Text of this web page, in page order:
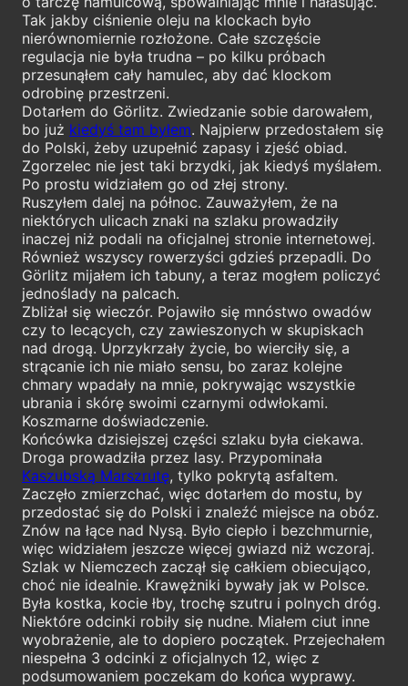
Tak jakby ciśnienie oleju na klockach było
nierównomiernie rozłożone. Całe szczęście
regulacja nie była trudna – po kilku próbach
przesunąłem cały hamulec, aby dać klockom
odrobinę przestrzeni.
Dotarłem do Görlitz. Zwiedzanie sobie darowałem,
bo już kiedyś tam byłem. Najpierw przedostałem się
do Polski, żeby uzupełnić zapasy i zjeść obiad.
Zgorzelec nie jest taki brzydki, jak kiedyś myślałem.
Po prostu widziałem go od złej strony.
Ruszyłem dalej na północ. Zauważyłem, że na
niektórych ulicach znaki na szlaku prowadziły
inaczej niż podali na oficjalnej stronie internetowej.
Również wszyscy rowerzyści gdzieś przepadli. Do
Görlitz mijałem ich tabuny, a teraz mogłem policzyć
jednoślady na palcach.
Zbliżał się wieczór. Pojawiło się mnóstwo owadów
czy to lecących, czy zawieszonych w skupiskach
nad drogą. Uprzykrzały życie, bo wierciły się, a
strącanie ich nie miało sensu, bo zaraz kolejne
chmary wpadały na mnie, pokrywając wszystkie
ubrania i skórę swoimi czarnymi odwłokami.
Koszmarne doświadczenie.
Końcówka dzisiejszej części szlaku była ciekawa.
Droga prowadziła przez lasy. Przypominała
Kaszubską Marszrutę, tylko pokrytą asfaltem.
Zaczęło zmierzchać, więc dotarłem do mostu, by
przedostać się do Polski i znaleźć miejsce na obóz.
Znów na łące nad Nysą. Było ciepło i bezchmurnie,
więc widziałem jeszcze więcej gwiazd niż wczoraj.
Szlak w Niemczech zaczął się całkiem obiecująco,
choć nie idealnie. Krawężniki bywały jak w Polsce.
Była kostka, kocie łby, trochę szutru i polnych dróg.
Niektóre odcinki robiły się nudne. Miałem ciut inne
wyobrażenie, ale to dopiero początek. Przejechałem
niespełna 3 odcinki z oficjalnych 12, więc z
podsumowaniem poczekam do końca wyprawy.